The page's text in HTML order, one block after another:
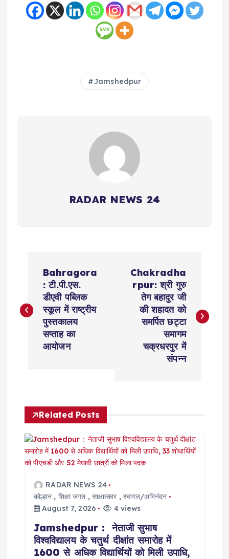
Jamshedpur
RADAR NEWS 24
s
v
g
Bahragora
: टी.पी.एस.
डीएवी पब्लिक
स्कूल में राष्ट्रीय
पुस्तकालय
सप्ताह का
आयोजन
Chakradha
rpur: श्री गुरु
तेग बहादुर जी
की शहादत को
समर्पित छट्टा
समागम
चक्रधरपुर में
संपन्न
Related Posts
RADAR NEWS 24
कोल्हान , शिक्षा जगत , साक्षात्कार ,स्वागत/अभिनंदन
August 7, 2026
4 views
Jamshedpur : नेताजी सुभाष
विश्वविद्यालय के चतुर्थ दीक्षांत समारोह में
1600 से अधिक विद्यार्थियों को मिली उपाधि,